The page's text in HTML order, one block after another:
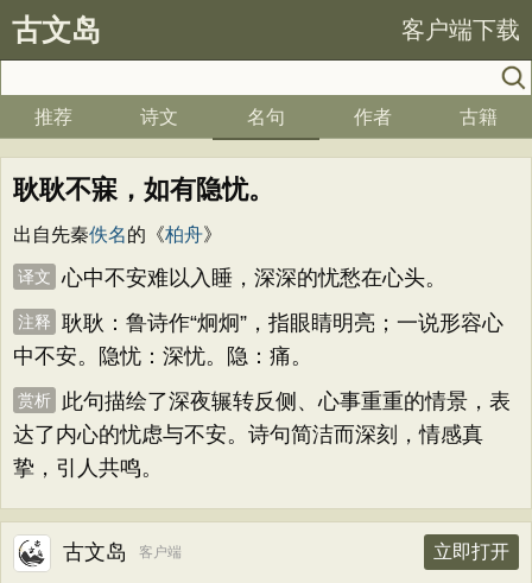
古文岛 客户端下载
推荐 诗文 名句 作者 古籍
耿耿不寐，如有隐忧。
出自先秦佚名的《柏舟》
译文 心中不安难以入睡，深深的忧愁在心头。
注释
耿耿：鲁诗作“炯炯”，指眼睛明亮；一说形容心
中不安。隐忧：深忧。隐：痛。
赏析
此句描绘了深夜辗转反侧、心事重重的情景，表
达了内心的忧虑与不安。诗句简洁而深刻，情感真
挚，引人共鸣。
古文岛 客户端 立即打开